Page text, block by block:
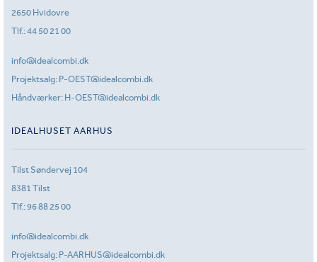
2650 Hvidovre
Tlf.:44 50 21 00
info@idealcombi.dk
Projektsalg: P-OEST@idealcombi.dk
Håndværker: H-OEST@idealcombi.dk
IDEALHUSET AARHUS
Tilst Søndervej 104
8381 Tilst
Tlf.:96 88 25 00
info@idealcombi.dk
Projektsalg: P-AARHUS@idealcombi.dk